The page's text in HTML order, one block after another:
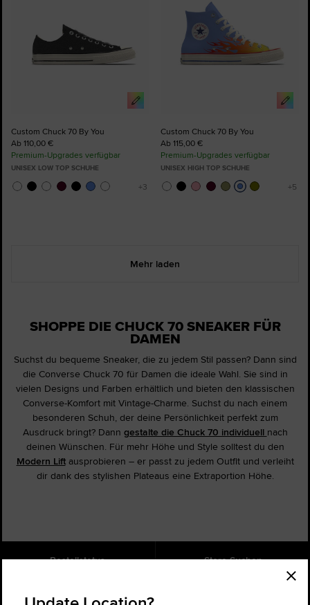
Custom Chuck 70 By You
Ab 110,00 €
Premium-Upgrades verfügbar
UNISEX LOW TOP SCHUHE
Custom Chuck 70 By You
Ab 115,00 €
Premium-Upgrades verfügbar
UNISEX HIGH TOP SCHUHE
Mehr laden
SHOPPE DIE CHUCK 70 SNEAKER FÜR
DAMEN
Suchst du bequeme Sneaker, die zu jedem Stil passen? Dann sind
die Converse Chuck 70 für Damen die ideale Wahl. Sie sind in
vielen Designs und Farben erhältlich und bieten den klassischen
Converse-Komfort mit Vintage-Charme. Suchst du nach einem
besonderen Schuh, der deine Persönlichkeit perfekt zum
Ausdruck bringt? Dann gestalte die Chuck 70 individuell nach
deinen Wünschen. Für mehr Höhe und Style solltest du den
Modern Liftausprobieren – er passt zu jedem Outfit und verleiht
dir dank des stylishen Plateaus eine Extraportion Höhe.
Bestellstatus Store Suchen
Über uns